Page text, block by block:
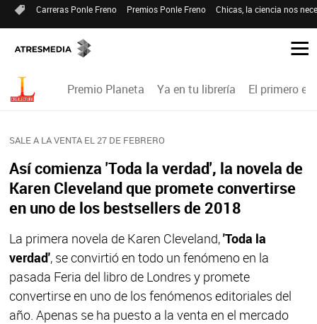
Carreras Ponle Freno Premios Ponle Freno Chicas, la ciencia nos
Premio Planeta Ya en tu librería El primero en
SALE A LA VENTA EL 27 DE FEBRERO
Así comienza 'Toda la verdad', la novela de
Karen Cleveland que promete convertirse
en uno de los bestsellers de 2018
La primera novela de Karen Cleveland,'Toda la
verdad', se convirtió en todo un fenómeno en la
pasada Feria del libro de Londres y promete
convertirse en uno de los fenómenos editoriales del
año. Apenas se ha puesto a la venta en el mercado